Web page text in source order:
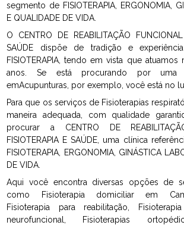
segmento de FISIOTERAPIA, ERGONOMIA,
E QUALIDADE DE VIDA.
O CENTRO DE REABILITAÇÃO
SAÚDE dispõe de tradição e
FISIOTERAPIA, tendo em vista que
anos. Se está procurando por uma
emAcupunturas, por exemplo, você está no
Para que os serviços de Fisioterapias
maneira adequada, com qualidade
procurar a CENTRO DE
FISIOTERAPIA E SAÚDE, uma clínica
FISIOTERAPIA, ERGONOMIA, GINÁSTICA
DE VIDA.
Aqui você encontra diversas opções de
como Fisioterapia domiciliar em
Fisioterapia para reabilitação,
neurofuncional, Fisioterapias